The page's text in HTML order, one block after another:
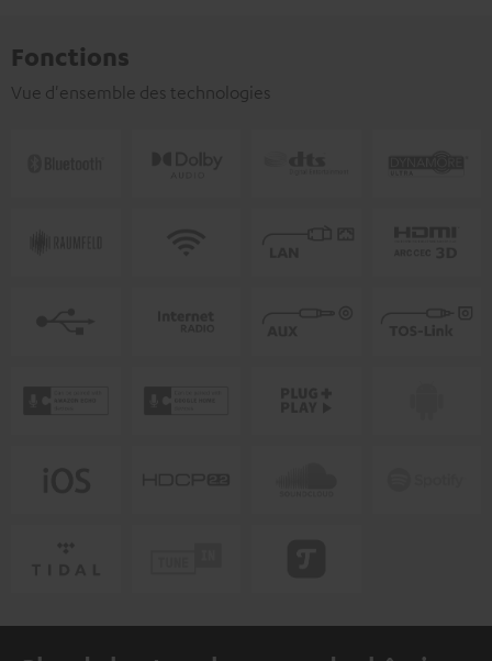
Fonctions
Vue d'ensemble des technologies